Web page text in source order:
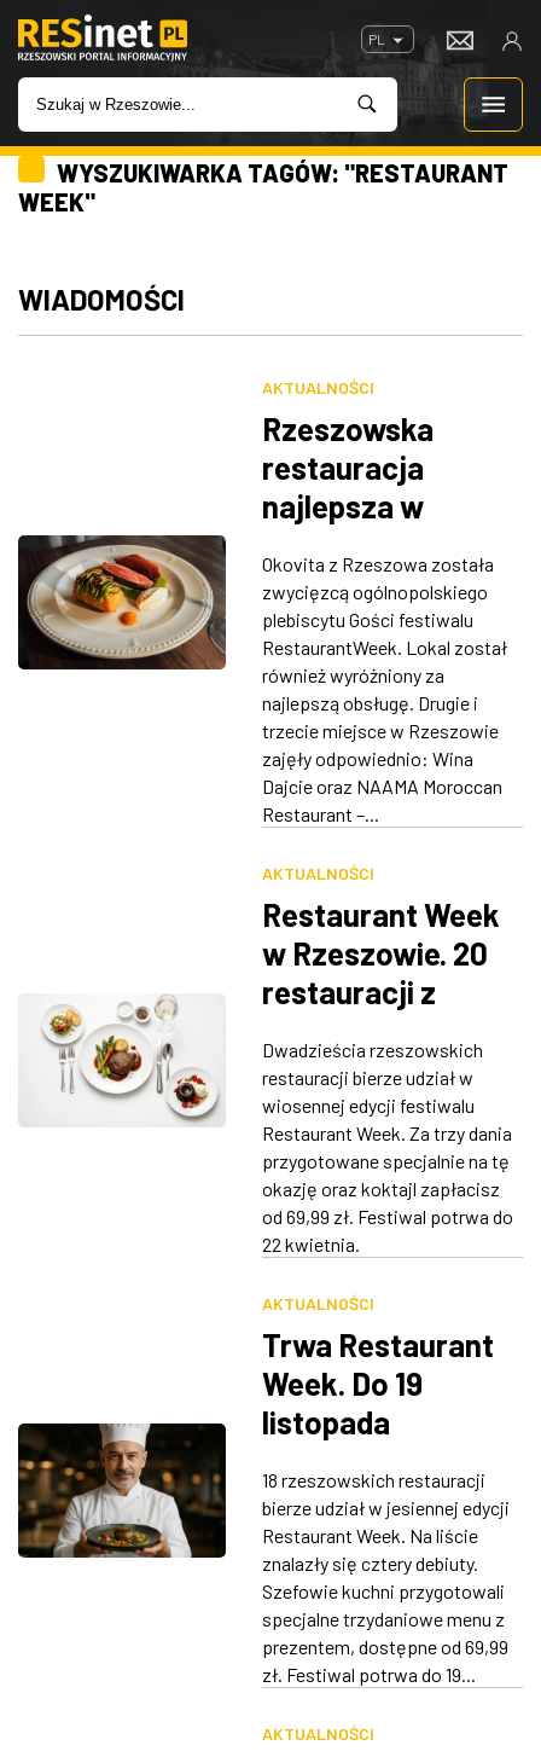
PL
WIADOMOŚCI
IMPREZY
ZDJĘCIA
W RZESZOWIE
WYSZUKIWARKA TAGÓW: "RESTAURANT
WEEK"
WIADOMOŚCI
AKTUALNOŚCI
Rzeszowska
restauracja
najlepsza w
wyniki plebiscytu
Restaurant Week
Okovita z Rzeszowa została
zwycięzcą ogólnopolskiego
plebiscytu Gości festiwalu
RestaurantWeek. Lokal został
również wyróżniony za
najlepszą obsługę. Drugie i
trzecie miejsce w Rzeszowie
zajęły odpowiednio: Wina
Dajcie oraz NAAMA Moroccan
Restaurant –...
AKTUALNOŚCI
Restaurant Week
w Rzeszowie. 20
restauracji z
Dwadzieścia rzeszowskich
restauracji bierze udział w
wiosennej edycji festiwalu
Restaurant Week. Za trzy dania
przygotowane specjalnie na tę
okazję oraz koktajl zapłacisz
od 69,99 zł. Festiwal potrwa do
22 kwietnia.
AKTUALNOŚCI
Trwa Restaurant
Week. Do 19
listopada
restauracje
serwują popisowe
menu za 69,99 zł
18 rzeszowskich restauracji
bierze udział w jesiennej edycji
Restaurant Week. Na liście
znalazły się cztery debiuty.
Szefowie kuchni przygotowali
specjalne trzydaniowe menu z
prezentem, dostępne od 69,99
zł. Festiwal potrwa do 19...
AKTUALNOŚCI